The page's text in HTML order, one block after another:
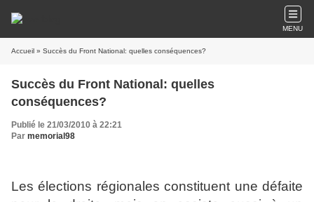
MENU
Accueil » Succès du Front National: quelles conséquences?
Succès du Front National: quelles
conséquences?
Publié le 21/03/2010 à 22:21
Par memorial98
Les élections régionales constituent une défaite